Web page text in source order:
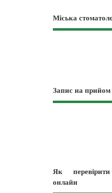
Міська
Запис на прийом
Як
онлайн